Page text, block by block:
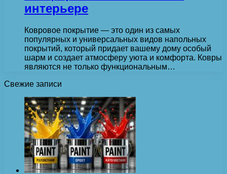
интерьере
Ковровое покрытие — это один из самых
популярных и универсальных видов напольных
покрытий, который придает вашему дому особый
шарм и создает атмосферу уюта и комфорта. Ковры
являются не только функциональным…
Свежие записи